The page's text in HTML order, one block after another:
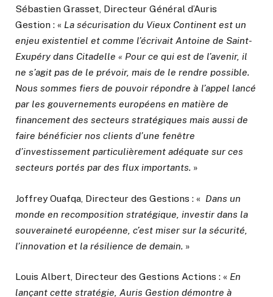
Sébastien Grasset, Directeur Général d’Auris
Gestion : « La sécurisation du Vieux Continent est un
enjeu existentiel et comme l’écrivait Antoine de Saint-
Exupéry dans Citadelle « Pour ce qui est de l’avenir, il
ne s’agit pas de le prévoir, mais de le rendre possible.
Nous sommes fiers de pouvoir répondre à l’appel lancé
par les gouvernements européens en matière de
financement des secteurs stratégiques mais aussi de
faire bénéficier nos clients d’une fenêtre
d’investissement particulièrement adéquate sur ces
secteurs portés par des flux importants. »
Joffrey Ouafqa, Directeur des Gestions : « Dans un
monde en recomposition stratégique, investir dans la
souveraineté européenne, c’est miser sur la sécurité,
l’innovation et la résilience de demain. »
Louis Albert, Directeur des Gestions Actions : « En
lançant cette stratégie, Auris Gestion démontre à